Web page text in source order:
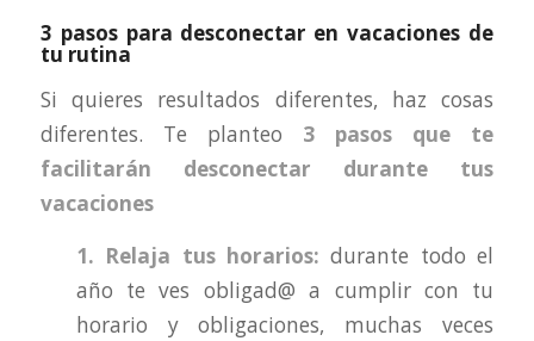
3 pasos para desconectar en vacaciones de
tu rutina
Si quieres resultados diferentes, haz cosas
diferentes. Te planteo 3 pasos que te
facilitarán desconectar durante tus
vacaciones
1. Relaja tus horarios: durante todo el
año te ves obligad@ a cumplir con tu
horario y obligaciones, muchas veces